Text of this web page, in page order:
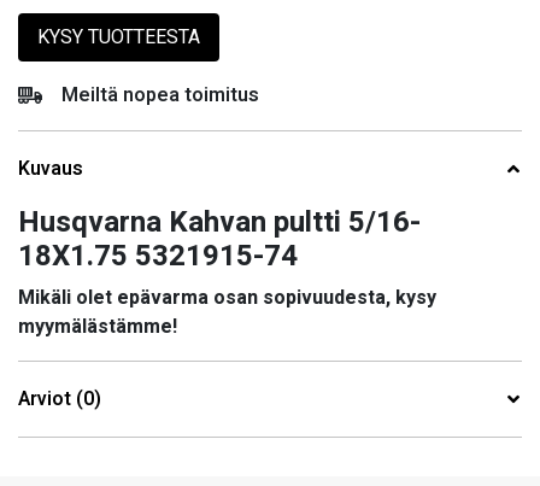
KYSY TUOTTEESTA
Meiltä nopea toimitus
Kuvaus
Husqvarna Kahvan pultti 5/16-
18X1.75 5321915-74
Mikäli olet epävarma osan sopivuudesta, kysy
myymälästämme!
Arviot (0)